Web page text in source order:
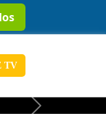
TV
Next